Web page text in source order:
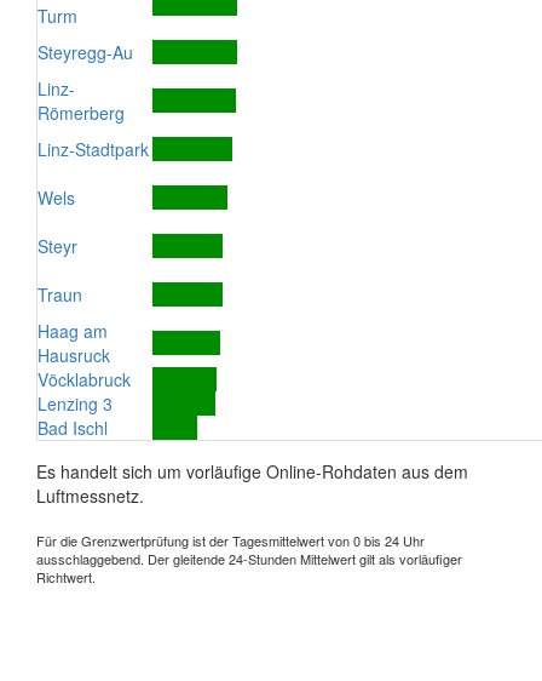
Turm
Steyregg-Au
Linz-
Römerberg
Linz-Stadtpark
Wels
Steyr
Traun
Haag am
Hausruck
Vöcklabruck
Lenzing 3
Bad Ischl
Es handelt sich um vorläufige Online-Rohdaten aus dem
Luftmessnetz.
Für die Grenzwertprüfung ist der Tagesmittelwert von 0 bis 24 Uhr
ausschlaggebend. Der gleitende 24-Stunden Mittelwert gilt als vorläufiger
Richtwert.